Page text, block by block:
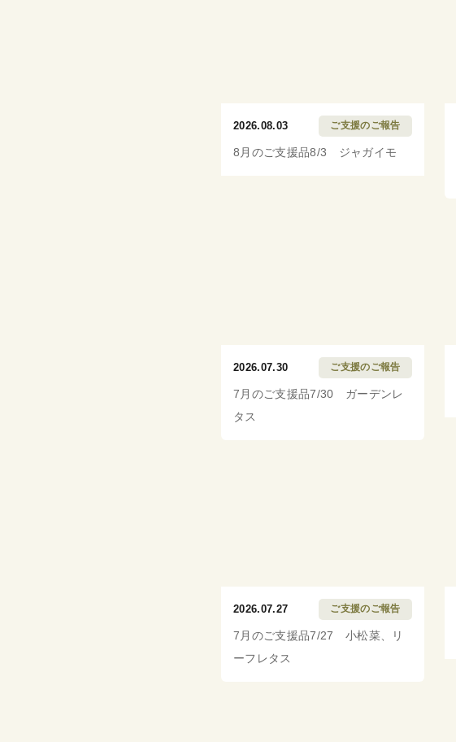
2026.08.03 ご支援のご報告
8月のご支援品8/3 ジャガイモ
2026.07.30 ご支援のご報告
7月のご支援品7/30 ガーデンレ
タス
2026.07.27 ご支援のご報告
7月のご支援品7/27 小松菜、リ
ーフレタス